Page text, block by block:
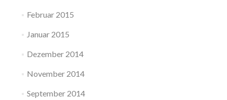
Februar 2015
Januar 2015
Dezember 2014
November 2014
September 2014